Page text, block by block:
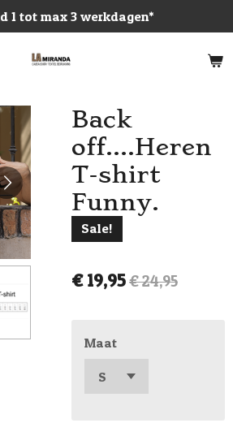
1 tot max 3 werkdagen*
Back
off....Heren
T-shirt
Funny.
Sale!
€ 19,95€ 24,95
Maat